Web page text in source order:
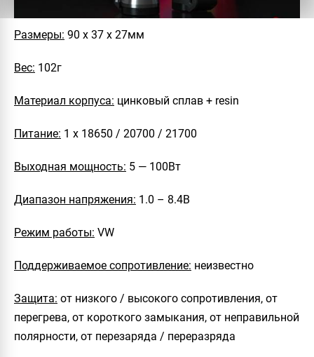
Размеры: 90 х 37 х 27мм
Вес: 102г
Материал корпуса: цинковый сплав + resin
Питание: 1 х 18650 / 20700 / 21700
Выходная мощность: 5 — 100Вт
Диапазон напряжения: 1.0 – 8.4В
Режим работы: VW
Поддерживаемое сопротивление: неизвестно
Защита: от низкого / высокого сопротивления, от
перегрева, от короткого замыкания, от неправильной
полярности, от перезаряда / переразряда